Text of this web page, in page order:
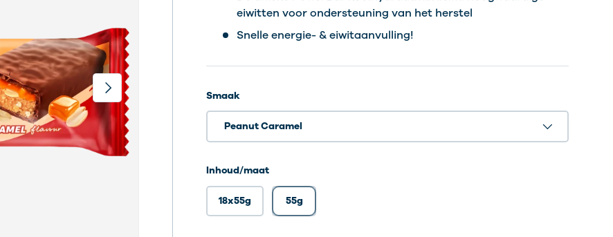
Volgende
eiwitten voor ondersteuning van het herstel
Snelle energie- & eiwitaanvulling!
Smaak
Peanut Caramel
Inhoud/maat
18x55g 55g